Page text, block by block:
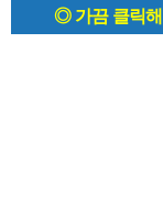
◎ 가끔 클릭해